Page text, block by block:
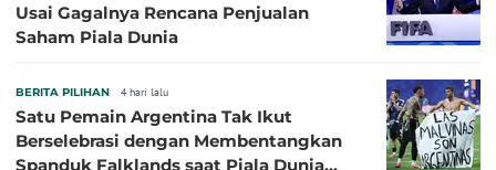
Usai Gagalnya Rencana Penjualan
Saham Piala Dunia
BERITA PILIHAN 4 hari lalu
Satu Pemain Argentina Tak Ikut
Berselebrasi dengan Membentangkan
Spanduk Falklands saat Piala Dunia